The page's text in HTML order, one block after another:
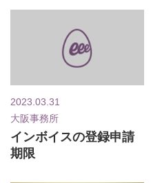
2023.03.31
大阪事務所
インボイスの登録申請
期限